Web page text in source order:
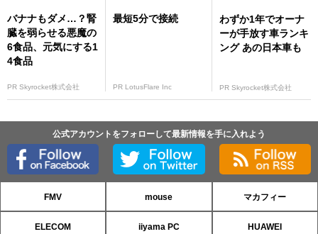
バナナもダメ…？腎
臓を弱らせる悪魔の
6食品、元気にする1
4食品
PR Skyrocket株式会社
最短5分で接続
PR LotusFlare Inc
わずか1年でオーナ
ーが手放す車ランキ
ング あの日本車も
PR Skyrocket株式会社
公式アカウントをフォローして最新情報を手に入れよう
FMV mouse マカフィー
ELECOM iiyama PC HUAWEI